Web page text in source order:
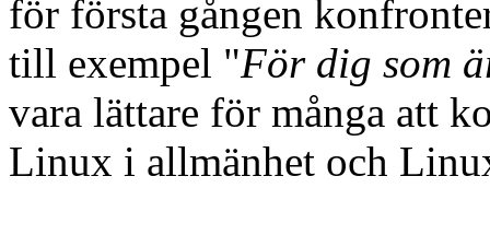
för första gången
till exempel "För dig som
vara lättare för många att
Linux i allmänhet och